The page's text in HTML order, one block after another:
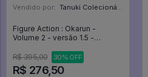
Vendido por: Tanuki Colecionáveis - SP
Figure Action : Okarun -
Volume 2 - versão 1.5 -
R$ 395,00
30% OFF
R$ 276,50